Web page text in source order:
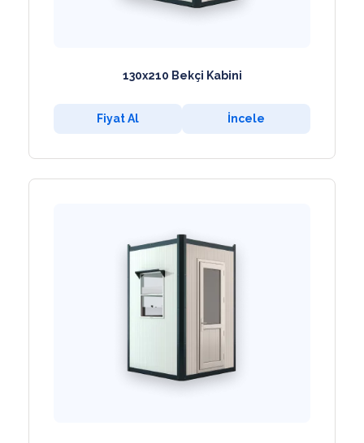
130x210 Bekçi Kabini
Fiyat Al İncele